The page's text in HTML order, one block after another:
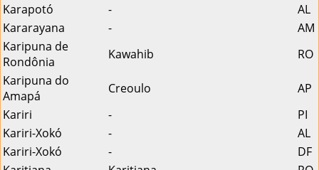
Karapotó
-
AL
Kararayana
-
AM
Karipuna de
Rondônia
Kawahib
RO
Karipuna do
Amapá
Creoulo
AP
Kariri
-
PI
Kariri-Xokó
-
AL
Kariri-Xokó
-
DF